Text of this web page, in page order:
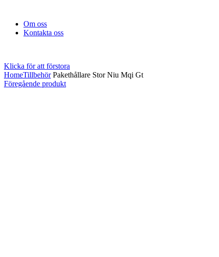
Om oss
Kontakta oss
Klicka för att förstora
HomeTillbehörPakethållare Stor Niu Mqi Gt
Föregående produkt